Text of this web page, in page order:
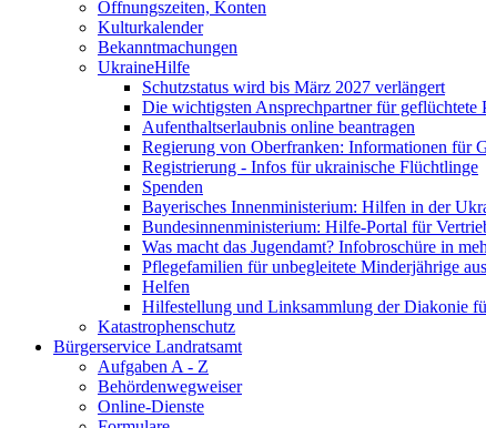
Öffnungszeiten, Konten
Kulturkalender
Bekanntmachungen
UkraineHilfe
Schutzstatus wird bis März 2027 verlängert
Die wichtigsten Ansprechpartner für geflüchtete
Aufenthaltserlaubnis online beantragen
Regierung von Oberfranken: Informationen für
Registrierung - Infos für ukrainische Flüchtlinge
Spenden
Bayerisches Innenministerium: Hilfen in der
Bundesinnenministerium: Hilfe-Portal für
Was macht das Jugendamt? Infobroschüre in
Pflegefamilien für unbegleitete Minderjährige
Helfen
Hilfestellung und Linksammlung der Diakonie
Katastrophenschutz
Bürgerservice Landratsamt
Aufgaben A - Z
Behördenwegweiser
Online-Dienste